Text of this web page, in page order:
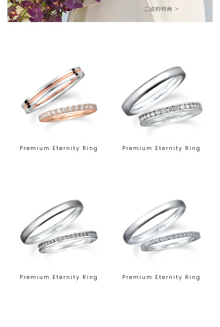
Premium Eternity Ring Premium Eternity Ring
Premium Eternity Ring Premium Eternity Ring